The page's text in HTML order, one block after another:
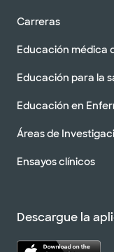
Carreras
Educación médica
Educación para la
Educación en
Áreas de
Ensayos clínicos
Descargue la